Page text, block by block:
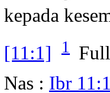
kepada
[11:1] 1
Nas : Ibr 11:1